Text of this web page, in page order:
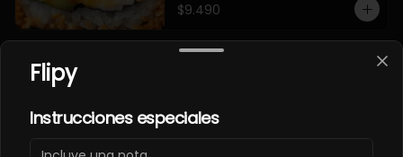
$9.490
Frito en panco, cubierto con atun
fresco, salsa acevichada y toques
Flipy
Instrucciones especiales